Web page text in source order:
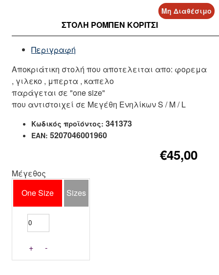
Μη Διαθέσιμο
ΣΤΟΛΉ ΡΟΜΠΕΝ ΚΟΡΙΤΣΙ
Περιγραφή
Αποκριάτικη στολή που αποτελειται απο: φορεμα
, γιλεκο , μπερτα , καπελο
παράγεται σε "one size"
που αντιστοιχεί σε Μεγέθη Ενηλίκων S / M / L
Κωδικός προϊόντος: 341373
EAN: 5207046001960
€45,00
Μέγεθος
One Size
Sizes
+ -